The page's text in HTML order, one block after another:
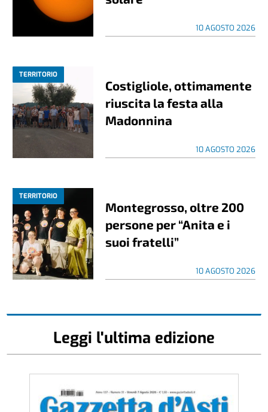
10 AGOSTO 2026
TERRITORIO
Costigliole, ottimamente
riuscita la festa alla
Madonnina
10 AGOSTO 2026
TERRITORIO
Montegrosso, oltre 200
persone per “Anita e i
suoi fratelli”
10 AGOSTO 2026
Leggi l'ultima edizione